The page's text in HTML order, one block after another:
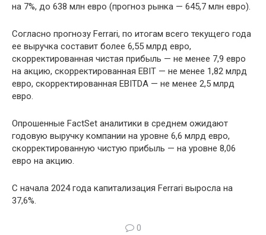
на 7%, до 638 млн евро (прогноз рынка — 645,7 млн евро).
Согласно прогнозу Ferrari, по итогам всего текущего года
ее выручка составит более 6,55 млрд евро,
скорректированная чистая прибыль — не менее 7,9 евро
на акцию, скорректированная EBIT — не менее 1,82 млрд
евро, скорректированная EBITDA — не менее 2,5 млрд
евро.
Опрошенные FactSet аналитики в среднем ожидают
годовую выручку компании на уровне 6,6 млрд евро,
скорректированную чистую прибыль — на уровне 8,06
евро на акцию.
С начала 2024 года капитализация Ferrari выросла на
37,6%.
0